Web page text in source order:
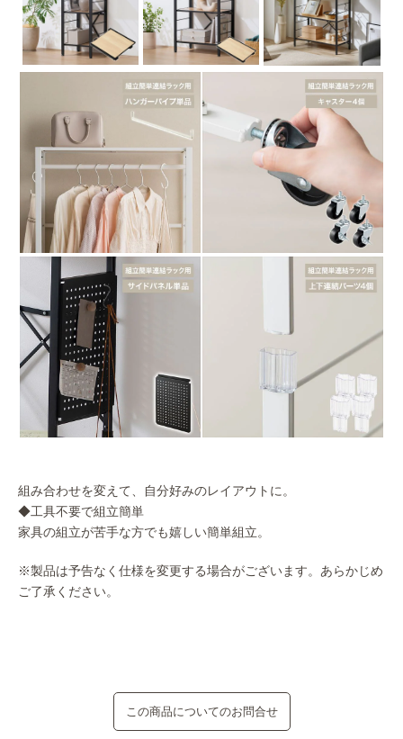
組み合わせを変えて、自分好みのレイアウトに。
◆工具不要で組立簡単
家具の組立が苦手な方でも嬉しい簡単組立。
※製品は予告なく仕様を変更する場合がございます。あらかじめ
ご了承ください。
この商品についてのお問合せ